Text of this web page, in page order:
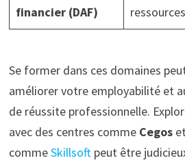
financier (DAF)
Se former dans ces domaines
améliorer votre employabilité et
de réussite professionnelle.
avec des centres comme Cegos
commeSkillsoftpeut être